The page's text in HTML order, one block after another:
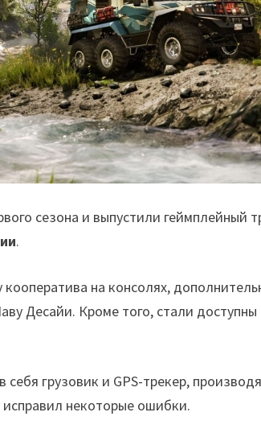
сезона и выпустили геймплейный
.
на консолях,
Десайи. Кроме того, стали
грузовик и GPS-трекер,
некоторые ошибки.